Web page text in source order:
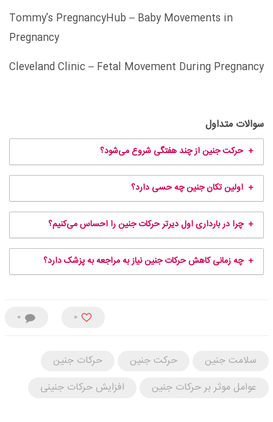
Tommy's PregnancyHub – Baby Movements in
Pregnancy
Cleveland Clinic – Fetal Movement During Pregnancy
سوالات متداول
حرکت جنین از چند هفتگی شروع می‌شود؟
اولین تکان جنین چه حسی دارد؟
چرا در بارداری اول دیرتر حرکات جنین را احساس می‌کنیم؟
چه زمانی کاهش حرکات جنین نیاز به مراجعه به پزشک دارد؟
0 0
سلامت جنین حرکت جنین
حرکات جنین
عوامل موثر بر حرکات جنین
افزایش حرکات جنینی